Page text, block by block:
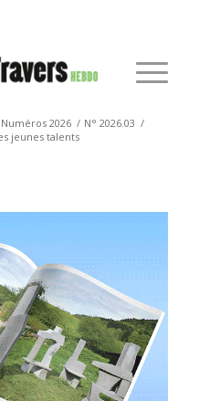
Numéros 2026 / N° 2026.03 /
jeunes talents